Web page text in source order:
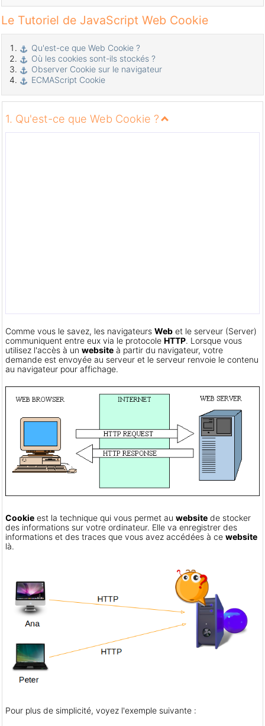
Le Tutoriel de JavaScript Web Cookie
Qu'est-ce que Web Cookie ?
Où les cookies sont-ils stockés ?
Observer Cookie sur le navigateur
ECMAScript Cookie
1. Qu'est-ce que Web Cookie ?
Comme vous le savez, les navigateurs Web et le serveur (Server)
communiquent entre eux via le protocole HTTP. Lorsque vous
utilisez l'accès à un website à partir du navigateur, votre
demande est envoyée au serveur et le serveur renvoie le contenu
au navigateur pour affichage.
Cookie est la technique qui vous permet au website de stocker
des informations sur votre ordinateur. Elle va enregistrer des
informations et des traces que vous avez accédées à ce website
là.
Pour plus de simplicité, voyez l'exemple suivante :